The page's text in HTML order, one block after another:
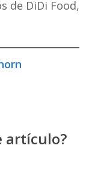
de DiDi Food,
artículo?